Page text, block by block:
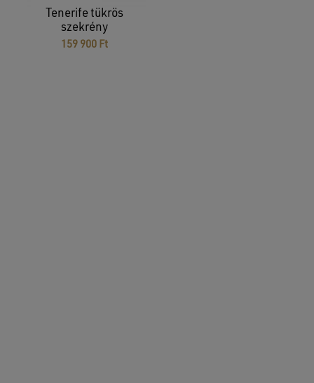
Tenerife tükrös
szekrény
159 900 Ft